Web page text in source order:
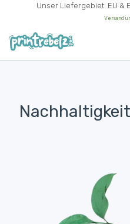
Unser Liefergebiet: EU &
Versand